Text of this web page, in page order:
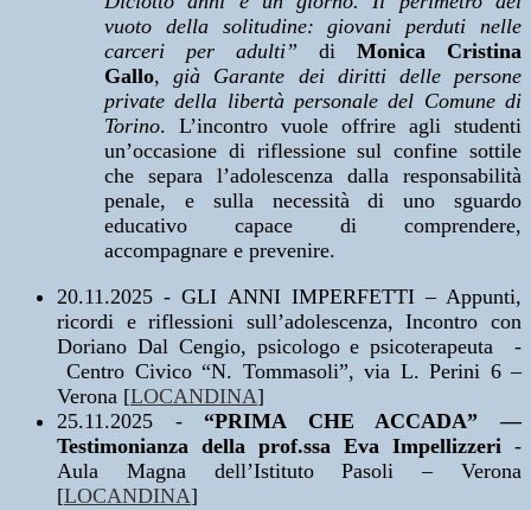
vuoto della solitudine: giovani perduti nelle
carceri per adulti” di Monica Cristina
Gallo,già Garante dei diritti delle persone
private della libertà personale del Comune di
Torino. L’incontro vuole offrire agli studenti
un’occasione di riflessione sul confine sottile
che separa l’adolescenza dalla responsabilità
penale, e sulla necessità di uno sguardo
educativo capace di comprendere,
accompagnare e prevenire.
20.11.2025 - GLI ANNI IMPERFETTI – Appunti,
ricordi e riflessioni sull’adolescenza, Incontro con
Doriano Dal Cengio, psicologo e psicoterapeuta -
Centro Civico “N. Tommasoli”, via L. Perini 6 –
Verona [LOCANDINA]
25.11.2025 - “PRIMA CHE ACCADA” —
Testimonianza della prof.ssa Eva Impellizzeri -
Aula Magna dell’Istituto Pasoli – Verona
[LOCANDINA]